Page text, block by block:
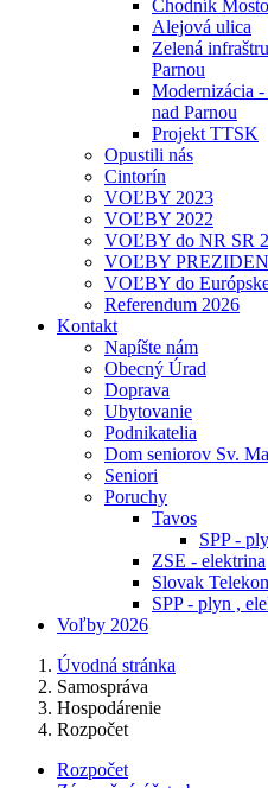
Chodník
Alejová ulica
Zelená
Parnou
Modernizácia
nad Parnou
Projekt TTSK
Opustili nás
Cintorín
VOĽBY 2023
VOĽBY 2022
VOĽBY do NR SR
VOĽBY
VOĽBY do
Referendum 2026
Kontakt
Napíšte nám
Obecný Úrad
Doprava
Ubytovanie
Podnikatelia
Dom seniorov Sv.
Seniori
Poruchy
Tavos
SPP -
ZSE - elektrina
Slovak
SPP - plyn ,
Voľby 2026
Úvodná stránka
Samospráva
Hospodárenie
Rozpočet
Rozpočet